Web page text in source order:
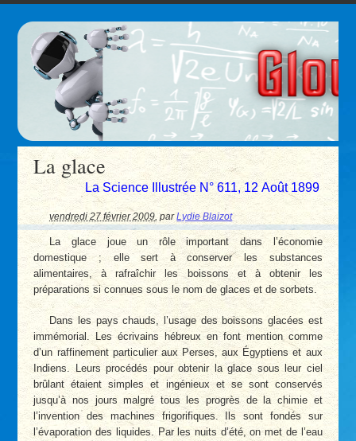
La glace
La Science Illustrée N° 611, 12 Août 1899
vendredi 27 février 2009 ,parLydie Blaizot
La glace joue un rôle important dans l’économie
domestique ; elle sert à conserver les substances
alimentaires, à rafraîchir les boissons et à obtenir les
préparations si connues sous le nom de glaces et de sorbets.
Dans les pays chauds, l’usage des boissons glacées est
immémorial. Les écrivains hébreux en font mention comme
d’un raffinement particulier aux Perses, aux Égyptiens et aux
Indiens. Leurs procédés pour obtenir la glace sous leur ciel
brûlant étaient simples et ingénieux et se sont conservés
jusqu’à nos jours malgré tous les progrès de la chimie et
l’invention des machines frigorifiques. Ils sont fondés sur
l’évaporation des liquides. Par les nuits d’été, on met de l’eau